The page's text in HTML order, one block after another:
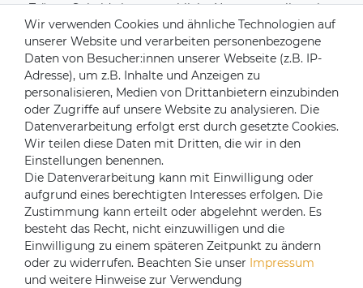
Träger: Sobald eine gewerbliche Nutzung vorliegt, ist
das Leasing möglich.
Ist eine Übernahme nach
Vertragsende möglich?
In den meisten Fällen: ja. Nach Ablauf der Leasingzeit
kann die Maschine für einen kleinen Preisaufschlag
übernommen oder gegen ein neues Modell
getauscht werden. Wir informieren Sie gerne über
Ihre Optionen.
Wie schnell erfolgt die Lieferung?
Viele Geräte sind kurzfristig verfügbar. Sobald der
Leasingvertrag freigegeben ist, stimmen wir einen
Liefertermin mit Ihnen ab. Die durchschnittliche
Lieferzeit beträgt je nach Modell 3 bis 7 Werktage.
Wir verwenden Cookies und ähnliche Technologien auf
unserer Website und verarbeiten personenbezogene
Daten von Besucher:innen unserer Webseite (z.B. IP-
Adresse), um z.B. Inhalte und Anzeigen zu
personalisieren, Medien von Drittanbietern einzubinden
oder Zugriffe auf unsere Website zu analysieren. Die
Datenverarbeitung erfolgt erst durch gesetzte Cookies.
Wir teilen diese Daten mit Dritten, die wir in den
Einstellungen benennen.
Die Datenverarbeitung kann mit Einwilligung oder
aufgrund eines berechtigten Interesses erfolgen. Die
Zustimmung kann erteilt oder abgelehnt werden. Es
besteht das Recht, nicht einzuwilligen und die
Einwilligung zu einem späteren Zeitpunkt zu ändern
oder zu widerrufen. Beachten Sie unser Impressum
und weitere Hinweise zur Verwendung